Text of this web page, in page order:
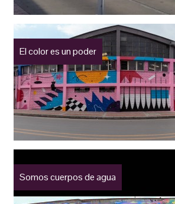
El color es un poder
Somos cuerpos de agua